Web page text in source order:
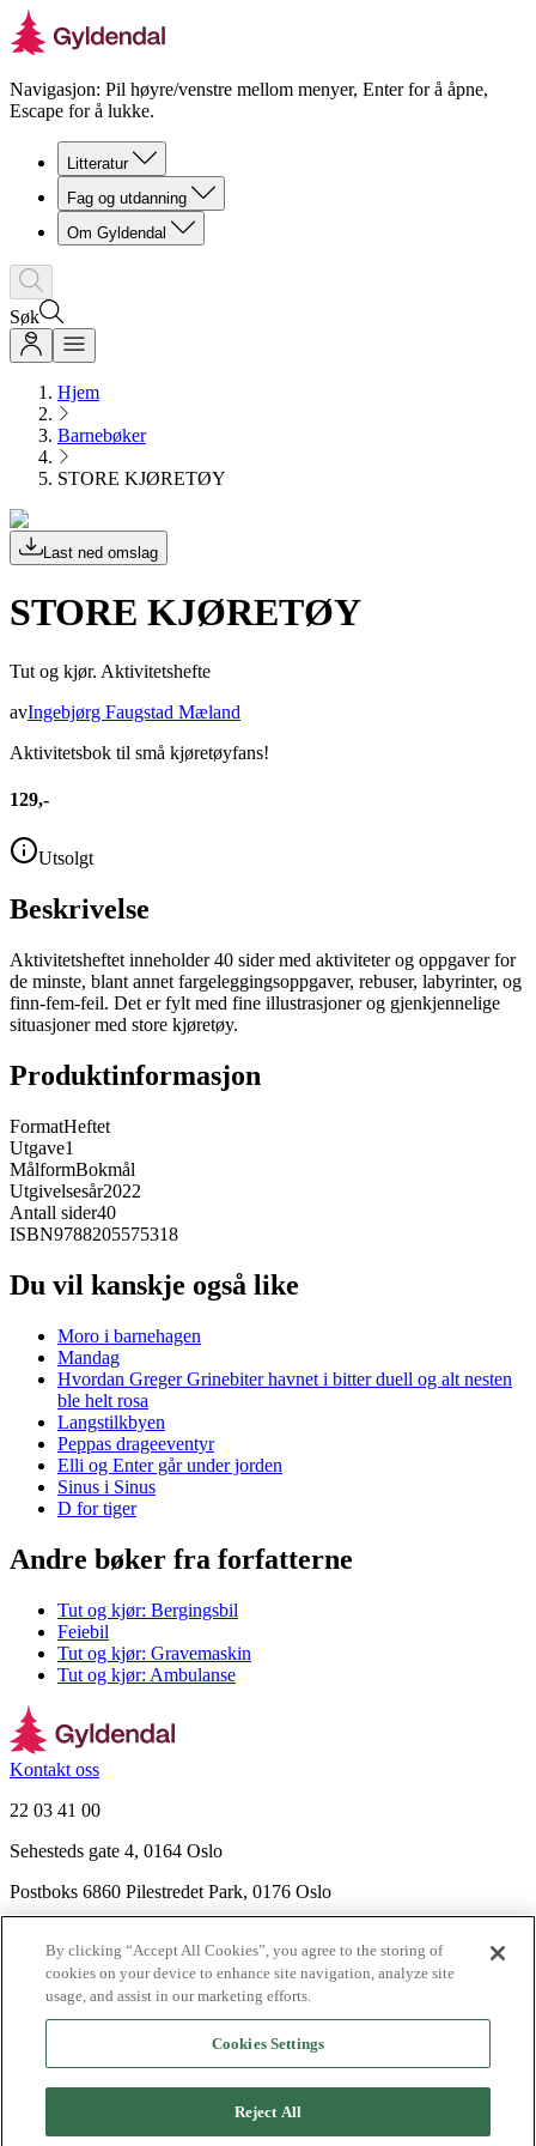
Navigasjon: Pil høyre/venstre mellom menyer, Enter for å åpne,
Escape for å lukke.
Litteratur
Fag og utdanning
Om Gyldendal
Søk
Hjem
Barnebøker
STORE KJØRETØY
Last ned omslag
STORE KJØRETØY
Tut og kjør. Aktivitetshefte
avIngebjørg Faugstad Mæland
Aktivitetsbok til små kjøretøyfans!
129,-
Utsolgt
Beskrivelse
Aktivitetsheftet inneholder 40 sider med aktiviteter og oppgaver for
de minste, blant annet fargeleggingsoppgaver, rebuser, labyrinter, og
finn-fem-feil. Det er fylt med fine illustrasjoner og gjenkjennelige
situasjoner med store kjøretøy.
Produktinformasjon
FormatHeftet
Utgave1
MålformBokmål
Utgivelsesår2022
Antall sider40
ISBN9788205575318
Du vil kanskje også like
Moro i barnehagen
Mandag
Hvordan Greger Grinebiter havnet i bitter duell og alt nesten
ble helt rosa
Langstilkbyen
Peppas drageeventyr
Elli og Enter går under jorden
Sinus i Sinus
D for tiger
Andre bøker fra forfatterne
Tut og kjør: Bergingsbil
Feiebil
Tut og kjør: Gravemaskin
Tut og kjør: Ambulanse
Kontakt oss
22 03 41 00
Sehesteds gate 4, 0164 Oslo
Postboks 6860 Pilestredet Park, 0176 Oslo
Nyhetsbrev
Ledige stillinger
Send inn manus
Agency
By clicking “Accept All Cookies”, you agree to the storing of
cookies on your device to enhance site navigation, analyze site
usage, and assist in our marketing efforts.
Cookies Settings
Reject All